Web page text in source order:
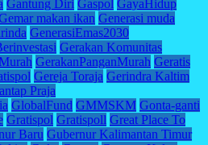
Gantung Diri Gaspol GayaHidup
makan ikan Generasi muda
GenerasiEmas2030
Gerakan Komunitas
GerakanPanganMurah Geratis
Gereja Toraja Gerindra Kaltim
Praja
GlobalFund GMMSKM Gonta-ganti
Gratispol Gratispoll Great Place To
Baru Gubernur Kalimantan Timur